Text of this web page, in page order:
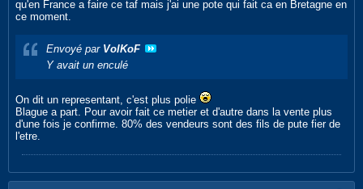
qu'en France a faire ce taf mais j'ai une pote qui fait ca en Bretagne en
ce moment.
Envoyé par VolKoF
Y avait un enculé
On dit un representant, c'est plus polie
Blague a part. Pour avoir fait ce metier et d'autre dans la vente plus
d'une fois je confirme. 80% des vendeurs sont des fils de pute fier de
l'etre.